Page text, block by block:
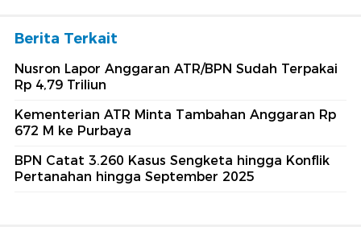
Berita Terkait
Nusron Lapor Anggaran ATR/BPN Sudah Terpakai
Rp 4,79 Triliun
Kementerian ATR Minta Tambahan Anggaran Rp
672 M ke Purbaya
BPN Catat 3.260 Kasus Sengketa hingga Konflik
Pertanahan hingga September 2025